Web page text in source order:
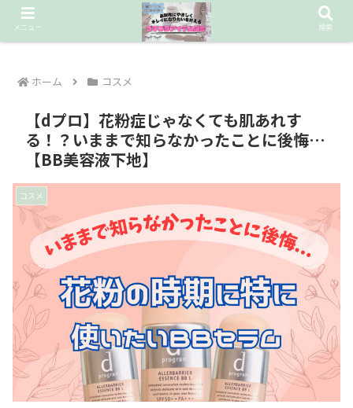
お財布に優しいデパコス級コスメを探し続ける❤︎
ホーム コスメ
【dプロ】花粉症じゃなくても肌あれす
る！？いままで知らなかったことに後悔…
【BB美容液下地】
コスメ
メニュー 検索